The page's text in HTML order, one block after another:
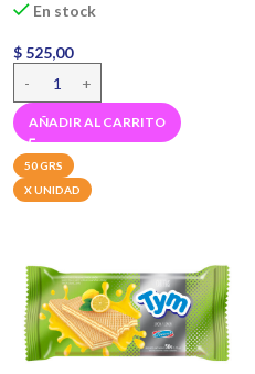
En stock
$525,00
AÑADIR AL CARRITO
50 GRS
X UNIDAD